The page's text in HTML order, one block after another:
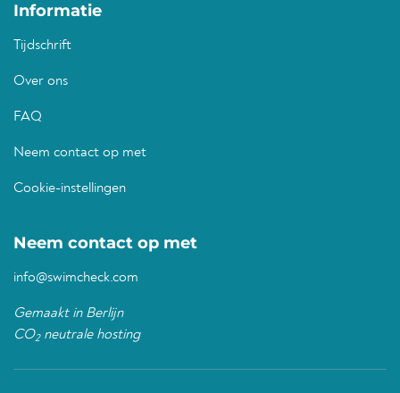
Informatie
Tijdschrift
Over ons
FAQ
Neem contact op met
Cookie-instellingen
Neem contact op met
info@swimcheck.com
Gemaakt in Berlijn
CO2neutrale hosting